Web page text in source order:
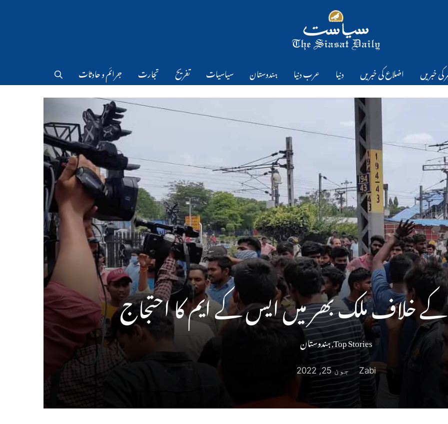
کی خبریں اضلاع کی خبریں دنیا عرب دنیا ہندوستان سیاسیات تفریح تجارت جرائم و حادثات
کے خلاف ملک بھر میں ایس کے ایم کا احتجاج
Top Stories
,ہندوستان
Zabi جون 25, 2022